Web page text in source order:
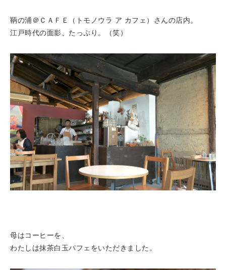
鞆の浦＠ＣＡＦＥ（トモノウラ ア カフェ）さんの店内。
江戸時代の面影、たっぷり。（笑）
母はコーヒーを、
わたしは抹茶白玉パフェをいただきました。